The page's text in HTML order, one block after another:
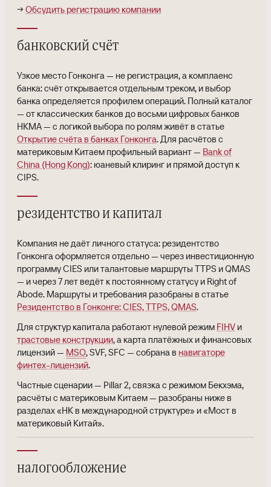
→ Обсудить регистрацию компании
банковский счёт
Узкое место Гонконга — не регистрация, а комплаенс
банка: счёт открывается отдельным треком, и выбор
банка определяется профилем операций. Полный каталог
— от классических банков до восьми цифровых банков
HKMA — с логикой выбора по ролям живёт в статье
Открытие счёта в банках Гонконга. Для расчётов с
материковым Китаем профильный вариант — Bank of
China (Hong Kong): юаневый клиринг и прямой доступ к
CIPS.
резидентство и капитал
Компания не даёт личного статуса: резидентство
Гонконга оформляется отдельно — через инвестиционную
программу CIES или талантовые маршруты TTPS и QMAS
— и через 7 лет ведёт к постоянному статусу и Right of
Abode. Маршруты и требования разобраны в статье
Резидентство в Гонконге: CIES, TTPS, QMAS.
Для структур капитала работают нулевой режим FIHV и
трастовые конструкции, а карта платёжных и финансовых
лицензий — MSO, SVF, SFC — собрана в навигаторе
финтех-лицензий.
Частные сценарии — Pillar 2, связка с режимом Бекхэма,
расчёты с материковым Китаем — разобраны ниже в
разделах «HK в международной структуре» и «Мост в
материковый Китай».
налогообложение